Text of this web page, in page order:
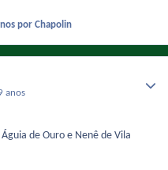
por Chapolin
anos
de Ouro e Nenê de Vila